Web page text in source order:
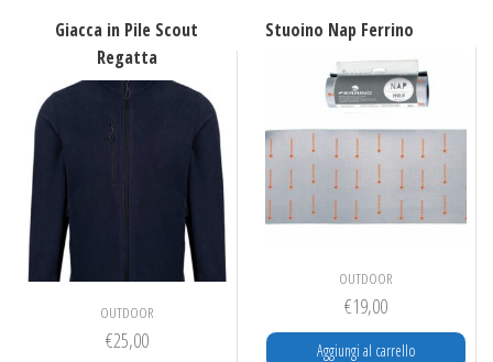
Giacca in Pile Scout
Regatta
OUTDOOR
€25,00
Stuoino Nap Ferrino
OUTDOOR
€19,00
Aggiungi al carrello